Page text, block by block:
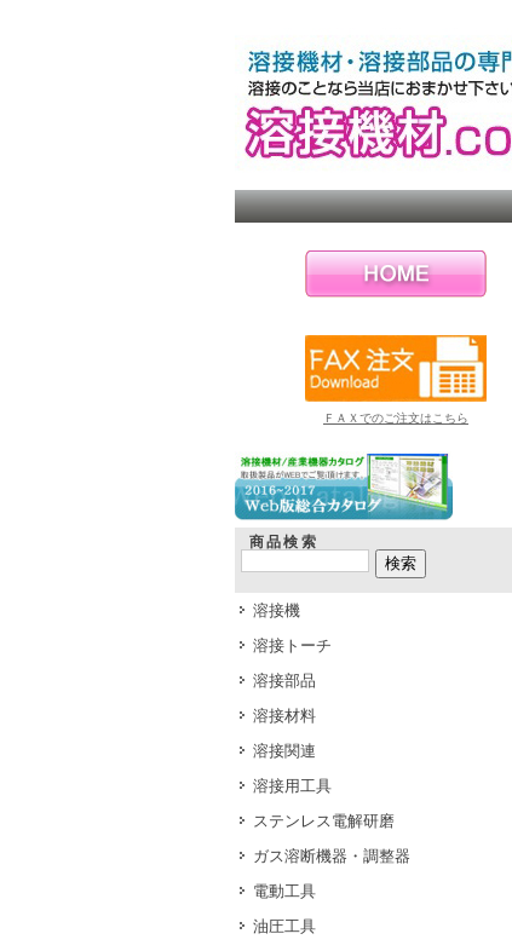
ＦＡＸでのご注文はこちら
商品検索
溶接機
溶接トーチ
溶接部品
溶接材料
溶接関連
溶接用工具
ステンレス電解研磨
ガス溶断機器・調整器
電動工具
油圧工具